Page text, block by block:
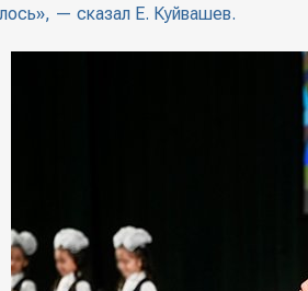
— сказал Е. Куйвашев.